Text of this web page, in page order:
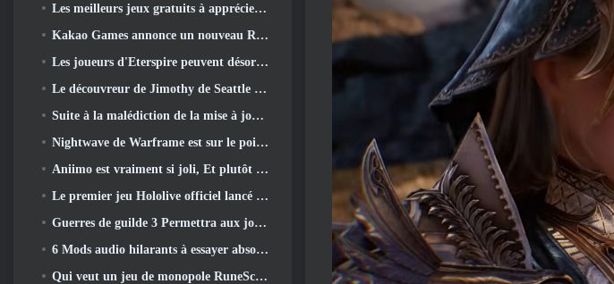
Les meilleurs jeux gratuits à apprécier avec votre équipe (2026)
Kakao Games annonce un nouveau RPG d'action, Jeune gardienne
Les joueurs d'Eterspire peuvent désormais voyager un peu dans le temps… en guise de régal
Le découvreur de Jimothy de Seattle a des liens avec ArenaNet, Alors bien sûr, ils l’ajoutent à Guild Wars 2
Suite à la malédiction de la mise à jour Allflame, Path Of Exile annonce plusieurs changements basés sur les commentaires
Nightwave de Warframe est sur le point de revenir de manière choquante
Aniimo est vraiment si joli, Et plutôt cool
Le premier jeu Hololive officiel lancé cette semaine
Guerres de guilde 3 Permettra aux joueurs de découvrir le monde de la Tyrie avant le réveil des dragons anciens
6 Mods audio hilarants à essayer absolument pour Marvel Rivals
Qui veut un jeu de monopole RuneScape? Parce qu'on est en route